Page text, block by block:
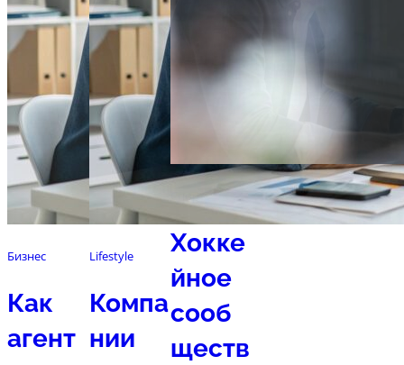
Бизнес
Как
агент
Lifestyle
Компа
нии
Спорт
Хокке
йное
сооб
ществ